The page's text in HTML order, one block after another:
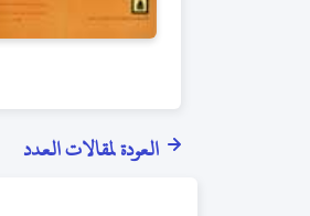
العودة لمقالات العدد